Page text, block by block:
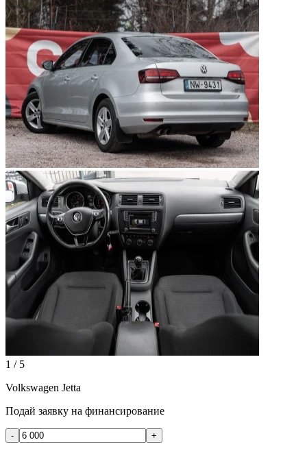
1 / 5
Volkswagen Jetta
Подай заявку на финансирование
- +